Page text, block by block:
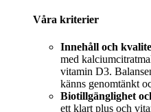
Våra kriterier
Innehåll och
med
vitamin D3.
känns genomtänkt
Biotillgänglighet
ett klart plus och